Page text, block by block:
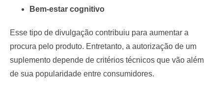
Bem-estar cognitivo
Esse tipo de divulgação contribuiu para aumentar a
procura pelo produto. Entretanto, a autorização de um
suplemento depende de critérios técnicos que vão além
de sua popularidade entre consumidores.